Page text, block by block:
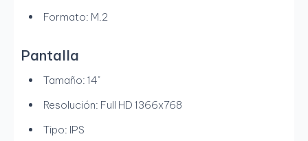
Formato: M.2
Pantalla
Tamaño: 14"
Resolución: Full HD 1366x768
Tipo: IPS